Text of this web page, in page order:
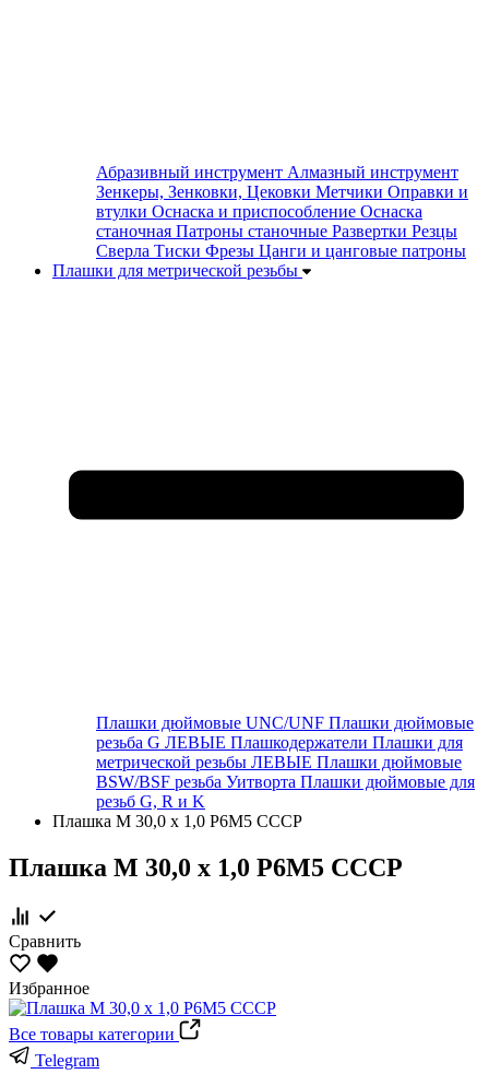
Абразивный инструмент Алмазный инструмент
Зенкеры, Зенковки, Цековки Метчики Оправки и
втулки Оснаска и приспособление Оснаска
станочная Патроны станочные Развертки Резцы
Сверла Тиски Фрезы Цанги и цанговые патроны
Плашки для метрической резьбы
Плашки дюймовые UNC/UNF Плашки дюймовые
резьба G ЛЕВЫЕ Плашкодержатели Плашки для
метрической резьбы ЛЕВЫЕ Плашки дюймовые
BSW/BSF резьба Уитворта Плашки дюймовые для
резьб G, R и K
Плашка М 30,0 х 1,0 Р6М5 СССР
Плашка М 30,0 х 1,0 Р6М5 СССР
Сравнить
Избранное
Все товары категории
Telegram